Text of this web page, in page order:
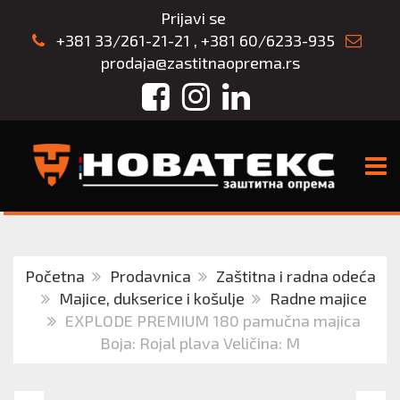
Prijavi se
+381 33/261-21-21 , +381 60/6233-935
prodaja@zastitnaoprema.rs
FacebookInstagram
LinkedIn
Početna Prodavnica
Zaštitna i radna odeća
Majice, dukserice i košulje
Radne majice
EXPLODE PREMIUM 180 pamučna majica
Boja: Rojal plava Veličina: M